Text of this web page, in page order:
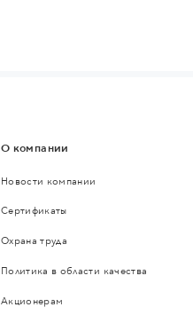
О компании
Новости компании
Сертификаты
Охрана труда
Политика в области качества
Акционерам